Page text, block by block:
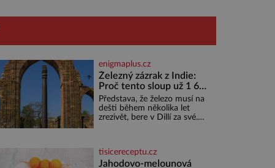
enigmaplus.cz
Železný zázrak z Indie:
Proč tento sloup už 1 600
let nezná rez?
Představa, že železo musí na
dešti během několika let
zrezivět, bere v Dillí za své.
přibližně 1 600 let odolává
počasí
tisicereceptu.cz
Jahodovo-melounová